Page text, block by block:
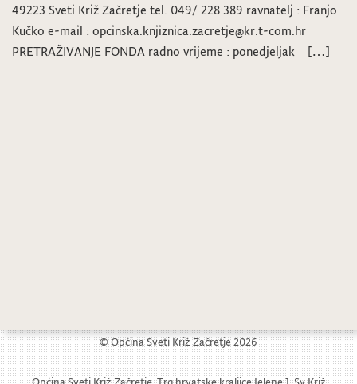
49223 Sveti Križ Začretje tel. 049/ 228 389 ravnatelj : Franjo
Kučko e-mail : opcinska.knjiznica.zacretje@kr.t-com.hr
PRETRAŽIVANJE FONDA radno vrijeme : ponedjeljak […]
© Općina Sveti Križ Začretje 2026